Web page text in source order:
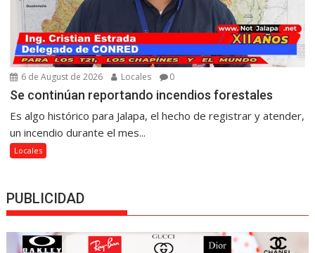
6 de August de 2026 Locales 0
Se continúan reportando incendios forestales
Es algo histórico para Jalapa, el hecho de registrar y atender,
un incendio durante el mes...
Locales
PUBLICIDAD